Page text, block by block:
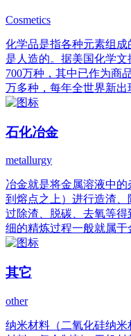
Cosmetics
化学品是指各种元素组
是人造的。据美国化学
700万种，其中已作为商
万多种，每年全世界新出
石化冶金
metallurgy
冶金就是将金属溶液中
到熔点之上）进行造渣
过除渣、脱碳、去氧等
细的精炼过程一般就属于
其它
other
纳米材料（二氧化硅纳